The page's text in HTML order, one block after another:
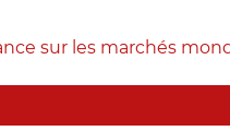
sur les marchés